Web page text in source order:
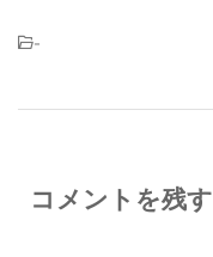
-
コメントを残す